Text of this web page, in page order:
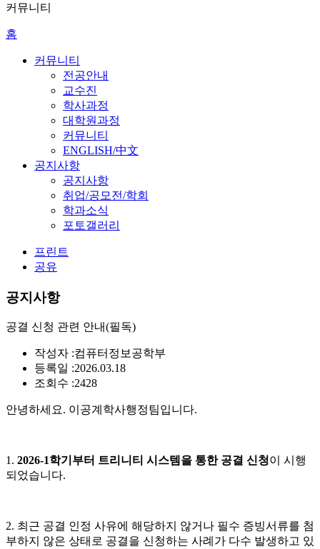
커뮤니티
홈
커뮤니티
전공안내
교수진
학사과정
대학원과정
커뮤니티
ENGLISH/中文
공지사항
공지사항
취업/공모전/학회
학과소식
포토갤러리
프린트
공유
공지사항
공결 신청 관련 안내(필독)
작성자 :컴퓨터정보공학부
등록일 :2026.03.18
조회수 :2428
안녕하세요. 이공계학사행정팀입니다.
1. 2026-1학기부터 트리니티 시스템을 통한 공결 신청이 시행
되었습니다.
2. 최근 공결 인정 사유에 해당하지 않거나 필수 증빙서류를 첨
부하지 않은 상태로 공결을 신청하는 사례가 다수 발생하고 있